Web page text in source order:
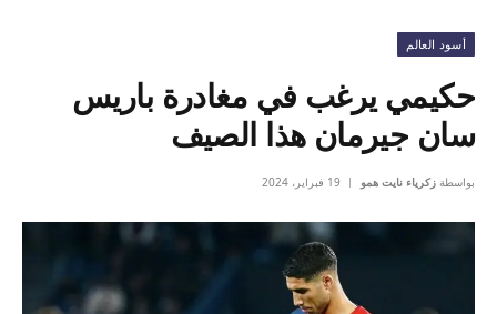
أسود العالم
حكيمي يرغب في مغادرة باريس
سان جيرمان هذا الصيف
بواسطة زكرياء نايت همو 19 فبراير، 2024